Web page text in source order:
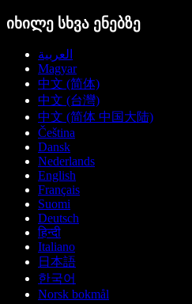
იხილე სხვა ენებზე
العربية
Magyar
中文 (简体)
中文 (台灣)
中文 (简体 中国大陆)
Čeština
Dansk
Nederlands
English
Français
Suomi
Deutsch
हिन्दी
Italiano
日本語
한국어
Norsk bokmål